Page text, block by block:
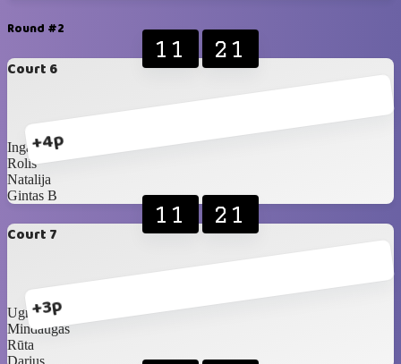
Round #2
Court 6
+4p
11 21
Inga D
Rolis
Natalija
Gintas B
Court 7
+3p
11 21
Ugnė
Mindaugas
Rūta
Darius